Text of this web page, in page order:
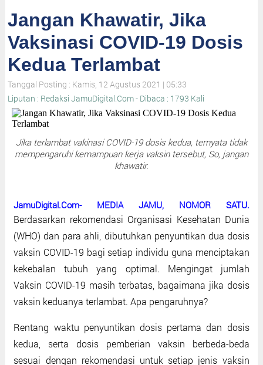
Jangan Khawatir, Jika
Vaksinasi COVID-19 Dosis
Kedua Terlambat
Tanggal Posting : Kamis, 12 Agustus 2021 | 05:33
Liputan : Redaksi JamuDigital.Com - Dibaca : 1793 Kali
Jika terlambat vakinasi COVID-19 dosis kedua, ternyata tidak
mempengaruhi kemampuan kerja vaksin tersebut, So, jangan
khawatir.
JamuDigital.Com- MEDIA JAMU, NOMOR SATU.
Berdasarkan rekomendasi Organisasi Kesehatan Dunia
(WHO) dan para ahli, dibutuhkan penyuntikan dua dosis
vaksin COVID-19 bagi setiap individu guna menciptakan
kekebalan tubuh yang optimal. Mengingat jumlah
Vaksin COVID-19 masih terbatas, bagaimana jika dosis
vaksin keduanya terlambat. Apa pengaruhnya?
Rentang waktu penyuntikan dosis pertama dan dosis
kedua, serta dosis pemberian vaksin berbeda-beda
sesuai dengan rekomendasi untuk setiap jenis vaksin